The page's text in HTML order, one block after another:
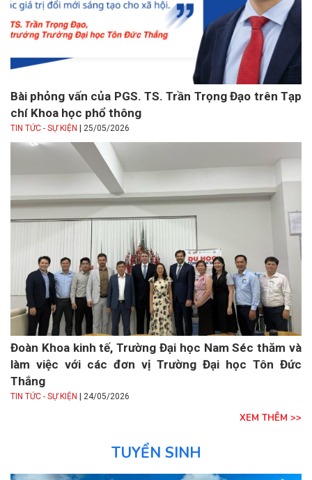
Bài phỏng vấn của PGS. TS. Trần Trọng Đạo trên Tạp
chí Khoa học phổ thông
TIN TỨC - SỰ KIỆN | 25/05/2026
Đoàn Khoa kinh tế, Trường Đại học Nam Séc thăm và
làm việc với các đơn vị Trường Đại học Tôn Đức
Thắng
TIN TỨC - SỰ KIỆN | 24/05/2026
XEM THÊM >>
TUYỂN SINH